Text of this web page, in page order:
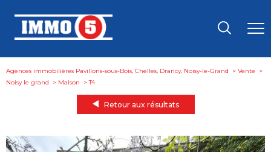
Agences immobilières Pavillons-sous-Bois, Chelles, Drancy, Noisy-le-Grand
Vente
Noisy le grand
Maison t4
Retour aux résultats